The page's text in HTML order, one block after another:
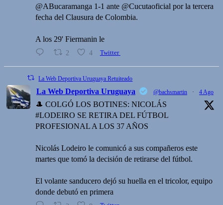
@ABucaramanga 1-1 ante @Cucutaoficial por la tercera
fecha del Clausura de Colombia.
A los 29' Fiermanin le
2 4 Twitter
La Web Deportiva Uruguaya Retuiteado
La Web Deportiva Uruguaya @bachsmartin · 4 Ago
🎩 COLGÓ LOS BOTINES: NICOLÁS
#LODEIRO SE RETIRA DEL FÚTBOL
PROFESIONAL A LOS 37 AÑOS
Nicolás Lodeiro le comunicó a sus compañeros este
martes que tomó la decisión de retirarse del fútbol.
El volante sanducero dejó su huella en el tricolor, equipo
donde debutó en primera